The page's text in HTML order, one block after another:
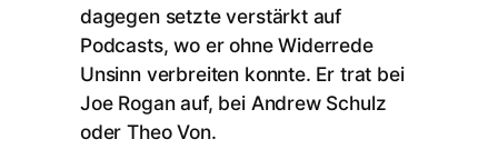
dagegen setzte verstärkt auf
Podcasts, wo er ohne Widerrede
Unsinn verbreiten konnte. Er trat bei
Joe Rogan auf, bei Andrew Schulz
oder Theo Von.